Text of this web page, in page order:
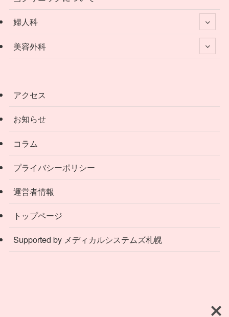
婦人科
美容外科
アクセス
お知らせ
コラム
プライバシーポリシー
運営者情報
トップページ
Supported by メディカルシステムズ札幌